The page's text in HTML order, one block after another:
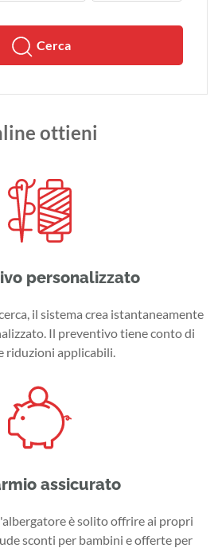
Cerca
ottieni
personalizzato
il sistema crea istantaneamente
Il preventivo tiene conto di
riduzioni applicabili.
assicurato
è solito offrire ai propri
sconti per bambini e offerte per